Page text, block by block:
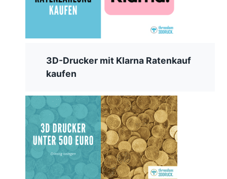
3D-Drucker mit Klarna Ratenkauf
kaufen